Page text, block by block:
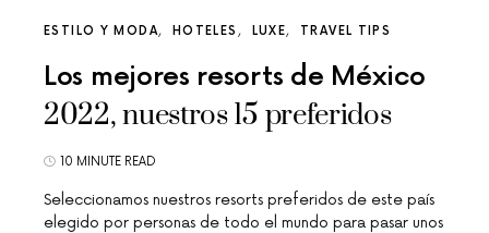
ESTILO Y MODA HOTELES LUXE TRAVEL TIPS
Los mejores resorts de México
2022, nuestros 15 preferidos
10 MINUTE READ
Seleccionamos nuestros resorts preferidos de este país
elegido por personas de todo el mundo para pasar unos